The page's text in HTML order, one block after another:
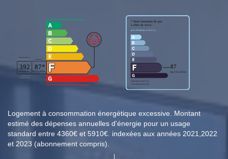
Logement à consommation énergétique excessive. Montant
estimé des dépenses annuelles d'énergie pour un usage
standard entre 4360€ et 5910€. indexées aux années 2021,2022
et 2023 (abonnement compris).